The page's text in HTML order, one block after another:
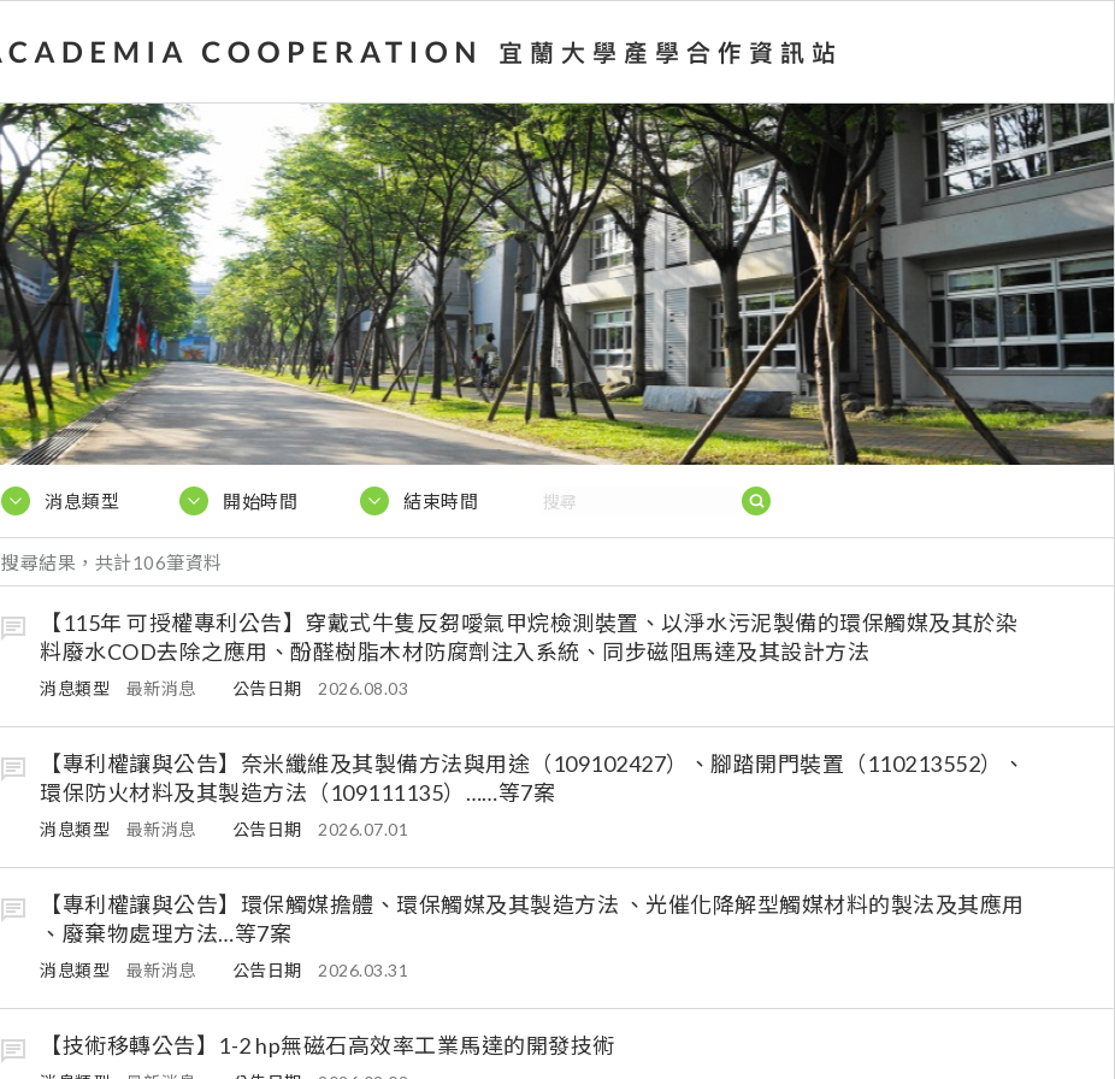
消息類型 開始時間 結束時間
搜尋結果，共計106筆資料
【115年 可授權專利公告】穿戴式牛隻反芻噯氣甲烷檢測裝置、以淨水污泥製備的環保觸媒及其於染
料廢水COD去除之應用、酚醛樹脂木材防腐劑注入系統、同步磁阻馬達及其設計方法
消息類型 最新消息 公告日期 2026.08.03
【專利權讓與公告】奈米纖維及其製備方法與用途（109102427）、腳踏開門裝置（110213552）、
環保防火材料及其製造方法（109111135）……等7案
消息類型 最新消息 公告日期 2026.07.01
【專利權讓與公告】環保觸媒擔體、環保觸媒及其製造方法 、光催化降解型觸媒材料的製法及其應用
、廢棄物處理方法…等7案
消息類型 最新消息 公告日期 2026.03.31
【技術移轉公告】1-2 hp無磁石高效率工業馬達的開發技術